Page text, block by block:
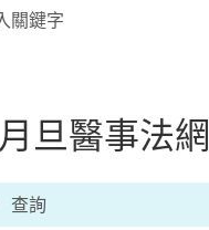
月旦醫事法網
查詢